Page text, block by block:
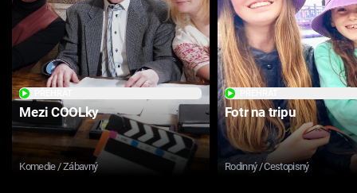
Mezi COOLky
Komedie / Zábavný
Fotr na tripu
Rodinný / Cestopisný